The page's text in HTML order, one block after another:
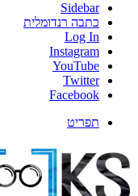
Sidebar
כתבה רנדומלית
Log In
Instagram
YouTube
Twitter
Facebook
תפריט